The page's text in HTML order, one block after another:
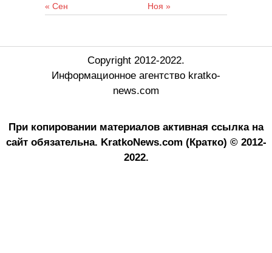
« Сен Ноя »
Copyright 2012-2022.
Информационное агентство kratko-
news.com
При копировании материалов активная ссылка на
сайт обязательна. KratkoNews.com (Кратко) © 2012-
2022.